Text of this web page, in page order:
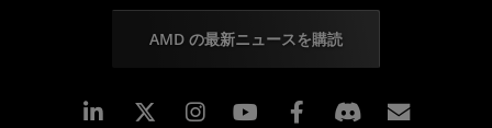
AMD の最新ニュースを購読
Linkedin Instagram Facebook